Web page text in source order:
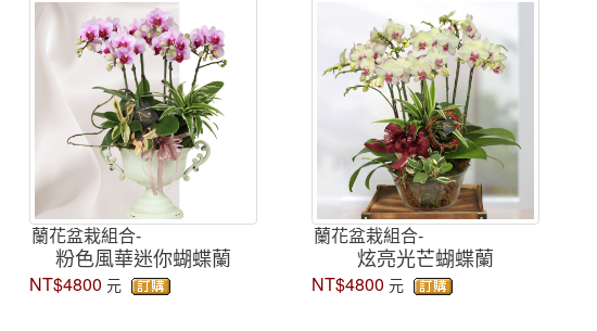
蘭花盆栽組合-
粉色風華迷你蝴蝶蘭
NT$4800 元
蘭花盆栽組合-
炫亮光芒蝴蝶蘭
NT$4800 元